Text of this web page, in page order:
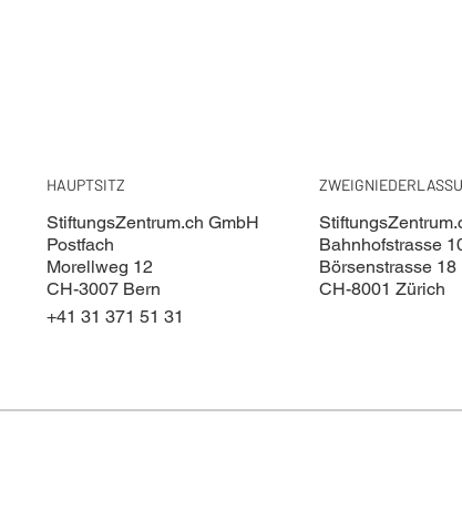
HAUPTSITZ
StiftungsZentrum.ch GmbH
Postfach
Morellweg 12
CH-3007 Bern
+41 31 371 51 31
Bahnhofstrasse
Börsenstrasse 18
CH-8001 Zürich